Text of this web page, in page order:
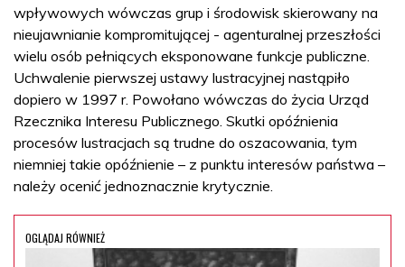
wpływowych wówczas grup i środowisk skierowany na
nieujawnianie kompromitującej - agenturalnej przeszłości
wielu osób pełniących eksponowane funkcje publiczne.
Uchwalenie pierwszej ustawy lustracyjnej nastąpiło
dopiero w 1997 r. Powołano wówczas do życia Urząd
Rzecznika Interesu Publicznego. Skutki opóźnienia
procesów lustracjach są trudne do oszacowania, tym
niemniej takie opóźnienie – z punktu interesów państwa –
należy ocenić jednoznacznie krytycznie.
OGLĄDAJ RÓWNIEŻ